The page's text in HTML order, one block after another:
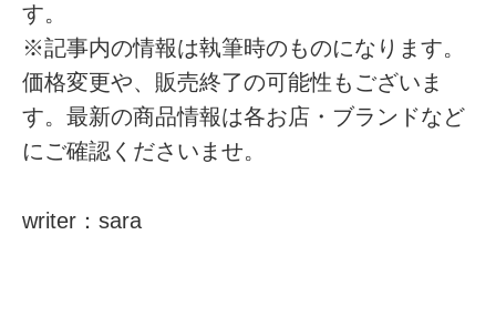
す。
※記事内の情報は執筆時のものになります。
価格変更や、販売終了の可能性もございま
す。最新の商品情報は各お店・ブランドなど
にご確認くださいませ。
writer：sara